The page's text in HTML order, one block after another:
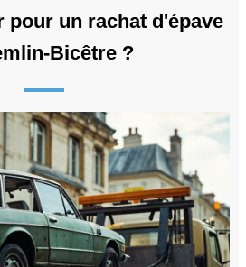
pour un rachat d'épave
Bicêtre ?